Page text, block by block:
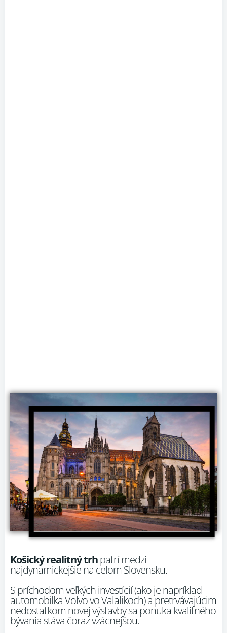
Košický realitný trhpatrí medzi
najdynamickejšie na celom Slovensku.
S príchodom veľkých investícií (ako je napríklad
automobilka Volvo vo Valalikoch) a pretrvávajúcim
nedostatkom novej výstavby sa ponuka kvalitného
bývania stáva čoraz vzácnejšou.